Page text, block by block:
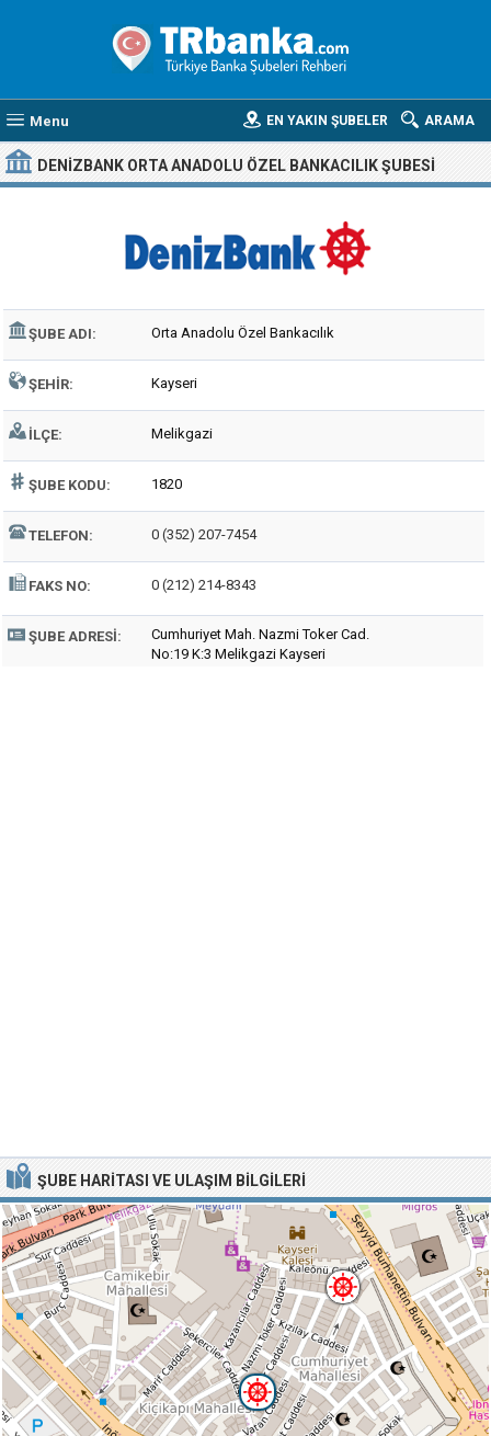
Menu ARAMA
EN YAKIN ŞUBELER
DENIZBANK ORTA ANADOLU ÖZEL BANKACILIK ŞUBESI
ŞUBE ADI: Orta Anadolu Özel Bankacılık
ŞEHIR: Kayseri
İLÇE: Melikgazi
ŞUBE KODU: 1820
TELEFON: 0 (352) 207-7454
FAKS NO: 0 (212) 214-8343
ŞUBE ADRESI:
Cumhuriyet Mah. Nazmi Toker Cad.
No:19 K:3 Melikgazi Kayseri
ŞUBE HARITASI VE ULAŞIM BILGILERI